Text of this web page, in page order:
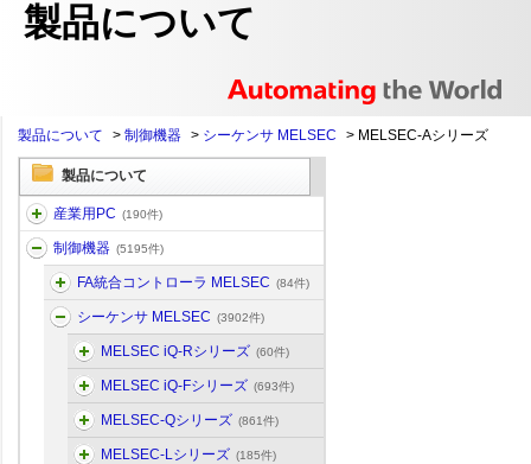
製品について
製品について > 制御機器 > シーケンサ MELSEC > MELSEC-Aシリーズ
製品について
産業用PC (190件)
制御機器 (5195件)
FA統合コントローラ MELSEC (84件)
シーケンサ MELSEC (3902件)
MELSEC iQ-Rシリーズ (60件)
MELSEC iQ-Fシリーズ (693件)
MELSEC-Qシリーズ (861件)
MELSEC-Lシリーズ (185件)